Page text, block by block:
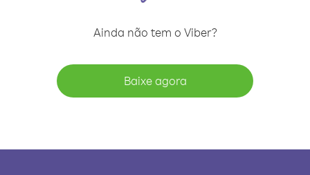
Ainda não tem o Viber?
Baixe agora